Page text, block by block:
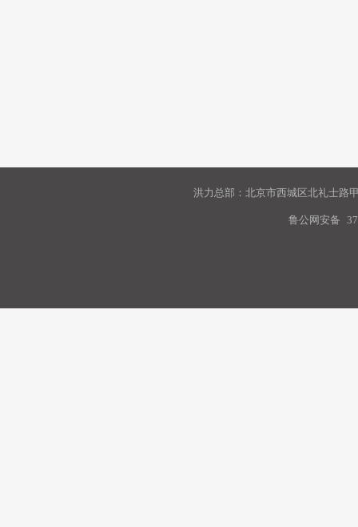
洪力总部：北京市西城区北礼士路
鲁公网安备